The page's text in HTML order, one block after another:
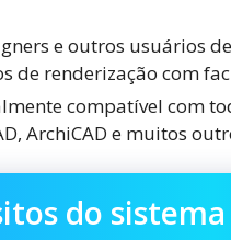
e outros usuários
de renderização com
compatível com
ArchiCAD e muitos
do